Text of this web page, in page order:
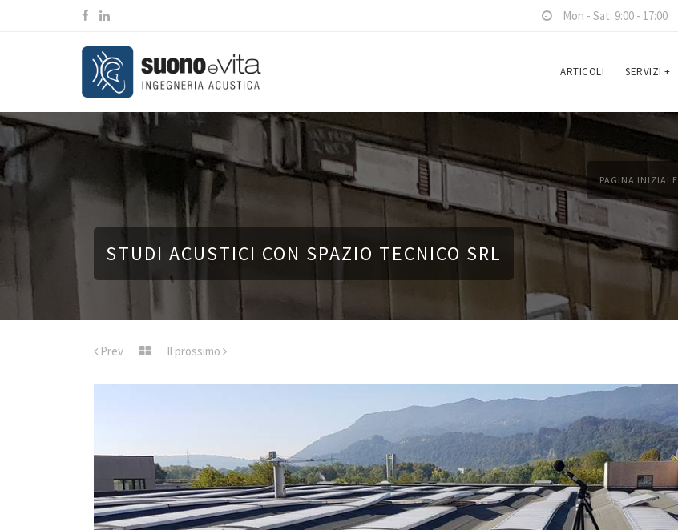
Mon - Sat: 9:00 - 17:00
ARTICOLI SERVIZI +
STUDI ACUSTICI CON SPAZIO TECNICO SRL
PAGINA INIZIALE
Prev Il prossimo